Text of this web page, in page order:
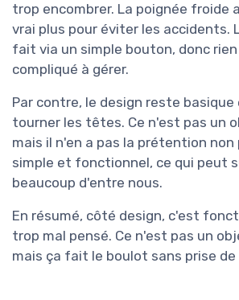
trop encombrer. La poignée froide
vrai plus pour éviter les accidents.
fait via un simple bouton, donc
compliqué à gérer.
Par contre, le design reste
tourner les têtes. Ce n'est pas un
mais il n'en a pas la prétention non
simple et fonctionnel, ce qui peut
beaucoup d'entre nous.
En résumé, côté design, c'est
trop mal pensé. Ce n'est pas un
mais ça fait le boulot sans prise